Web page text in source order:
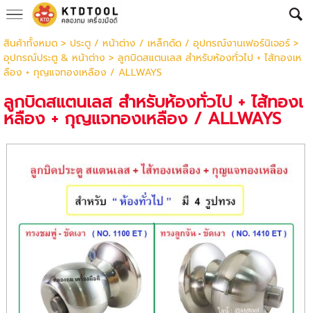
สินค้าทั้งหมด> ประตู / หน้าต่าง / เหล็กดัด / อุปกรณ์งานเฟอร์นิเจอร์>
อุปกรณ์ประตู & หน้าต่าง > ลูกบิดสแตนเลส สำหรับห้องทั่วไป + ไส้ทองเห
ลือง + กุญแจทองเหลือง / ALLWAYS
ลูกบิดสแตนเลส สำหรับห้องทั่วไป + ไส้ทองเ
หลือง + กุญแจทองเหลือง / ALLWAYS